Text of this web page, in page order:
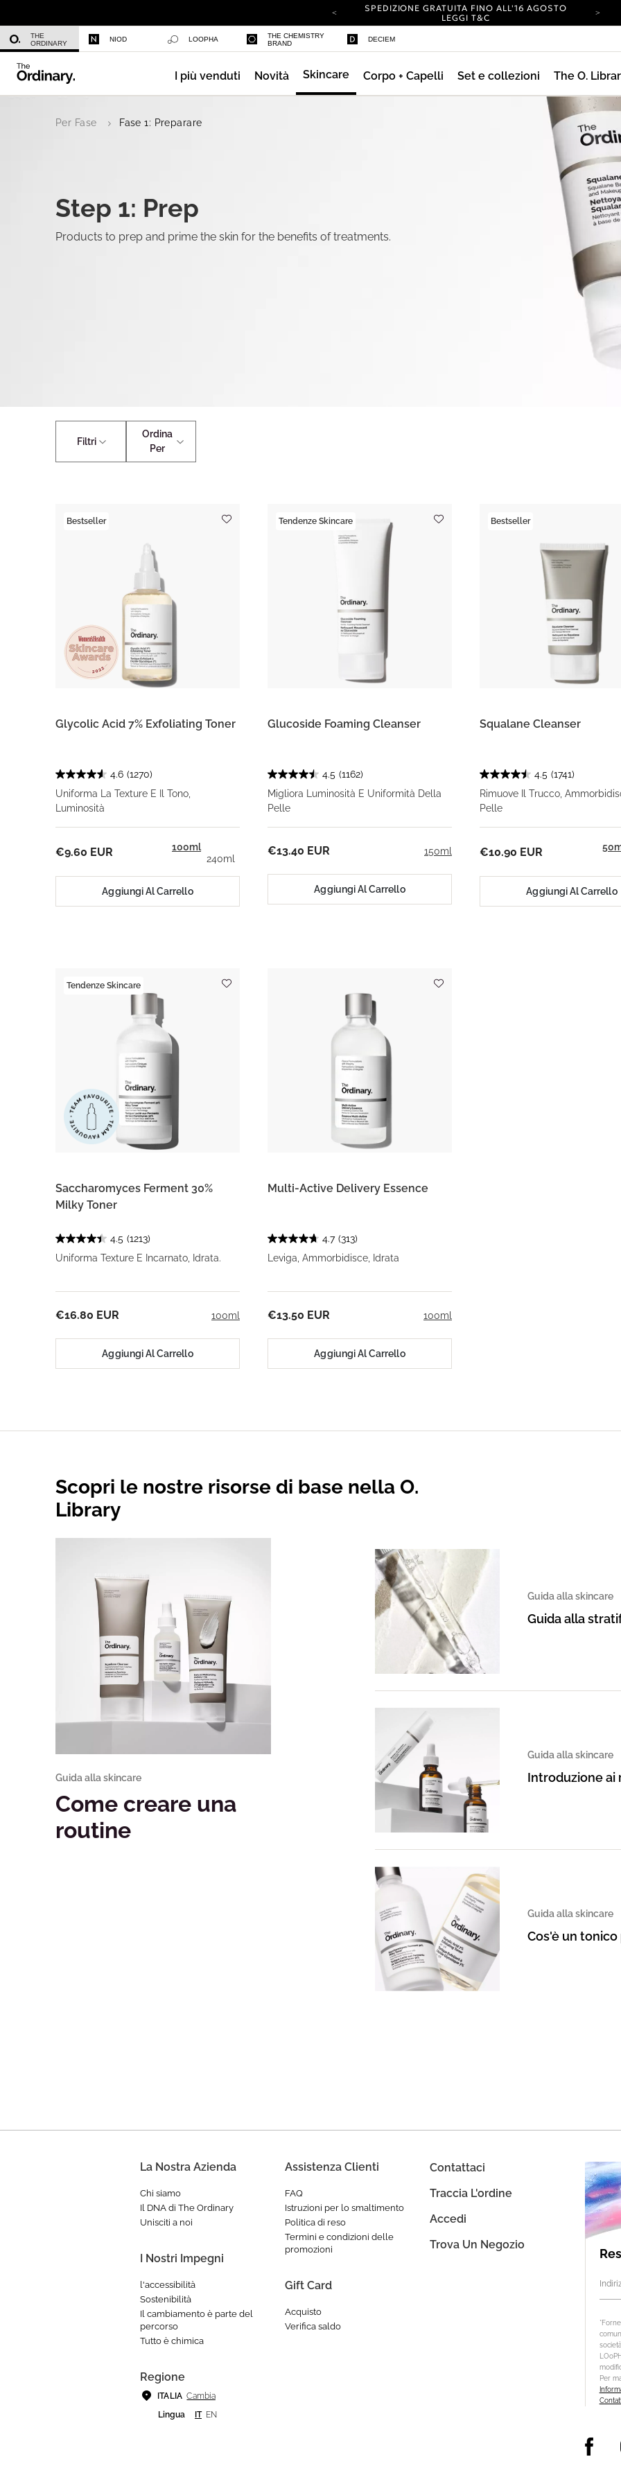
SPEDIZIONE GRATUITA FINO ALL'16 AGOSTO
LEGGI T&C
ACCEDI PER SCOPRIRE LE NOVITÀ.
SPEDIZIONE GRATUITA FINO ALL'16 AGOSTO
LEGGI T&C
IL TUO ACCOUNT HA UN NUOVO LOOK.
SPEDIZIONE A IMPATTO ZERO SU TUTTI GLI
THE
ORDINARY
NIOD LOOPHA
THE CHEMISTRY
BRAND
DECIEM
I più venduti Novità Skincare Corpo + Capelli Set e collezioni The O.
Per Fase Fase 1: Preparare
Step 1: Prep
Products to prep and prime the skin for the benefits of treatments.
Filtri
Ordina
Per
Bestseller
Glycolic Acid 7% Exfoliating Toner
4.6 (1270)
Uniforma La Texture E Il Tono,
Luminosità
100ml
240ml
€9.60 EUR
Aggiungi Al Carrello
Tendenze Skincare
Glucoside Foaming Cleanser
4.5 (1162)
Migliora Luminosità E Uniformità Della
Pelle
150ml
€13.40 EUR
Aggiungi Al Carrello
Bestseller
Squalane Cleanser
4.5 (1741)
Rimuove Il Trucco,
Pelle
€10.90 EUR
Aggiungi Al Carrello
Tendenze Skincare
Saccharomyces Ferment 30%
Milky Toner
4.5 (1213)
Uniforma Texture E Incarnato, Idrata.
100ml
€16.80 EUR
Aggiungi Al Carrello
Multi-Active Delivery Essence
4.7 (313)
Leviga, Ammorbidisce, Idrata
100ml
€13.50 EUR
Aggiungi Al Carrello
Scopri le nostre risorse di base nella O.
Library
Guida alla skincare
Come creare una
routine
Guida alla skincare
Guida alla
Guida alla skincare
Introduzione ai
Guida alla skincare
Cos'è un
Per
La Nostra Azienda
Chi siamo
Il DNA di The Ordinary
Unisciti a noi
I Nostri Impegni
l'accessibilità
Sostenibilità
Il cambiamento è parte del
percorso
Tutto è chimica
Assistenza Clienti
FAQ
Istruzioni per lo smaltimento
Politica di reso
Termini e condizioni delle
promozioni
Gift Card
Acquisto
Verifica saldo
Contattaci
Traccia L'ordine
Accedi
Trova Un Negozio
Regione
ITALIA Cambia
Lingua
IT EN
Azelaic Acid Suspension 10%